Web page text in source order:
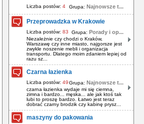
Liczba postów: 4 Grupa: Najnowsze t...
Przeprowadzka w Krakowie
Liczba postów: 83 Grupa: Porady i op...
Niezależnie czy chodzi o Kraków,
Warszawę czy inne miasto, najgorsze jest
zwykle noszenie mebli i organizacja
transportu. Dlatego moim zdaniem lepiej od
razu sz...
Czarna łazienka
Liczba postów: 49Grupa: Najnowsze t...
czarna łazienka wydaje mi się ciemna,
zimna i bardzo... męska... ale jak ktoś tak
lubi to proszę bardzo. Łatwo jest teraz
dobrać czarny brodzik czy kabinę prysz...
maszyny do pakowania